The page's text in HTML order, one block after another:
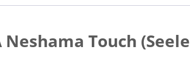
Neshama Touch